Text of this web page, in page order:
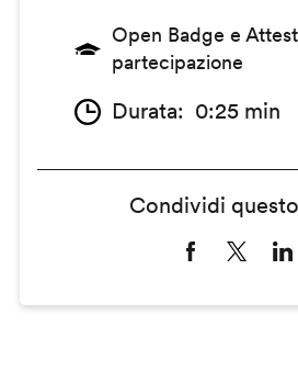
Open Badge e
partecipazione
Durata 0:25 min
Condividi